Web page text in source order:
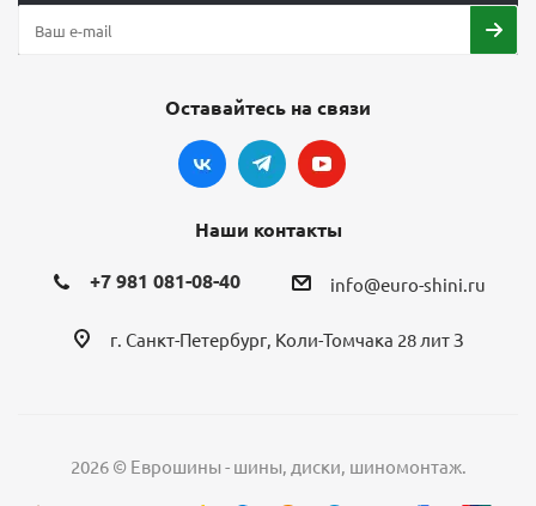
Оставайтесь на связи
Наши контакты
+7 981 081-08-40 info@euro-shini.ru
г. Санкт-Петербург, Коли-Томчака 28 лит З
2026 © Еврошины - шины, диски, шиномонтаж.